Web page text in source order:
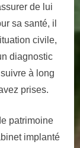
de lui
sa santé, il
civile,
diagnostic
à long
prises.
patrimoine
implanté